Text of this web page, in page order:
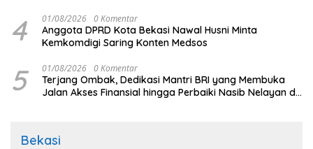
4 01/08/2026 0 Komentar
Anggota DPRD Kota Bekasi Nawal Husni Minta
Kemkomdigi Saring Konten Medsos
5 01/08/2026 0 Komentar
Terjang Ombak, Dedikasi Mantri BRI yang Membuka
Jalan Akses Finansial hingga Perbaiki Nasib Nelayan di
Bekasi